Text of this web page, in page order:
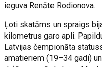
ieguva Renāte Rodionova.
Ļoti skatāms un spraigs
kilometrus garo apli.
Latvijas čempionāta
amatieriem (19–34 gadi)